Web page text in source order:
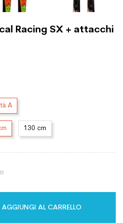
Racing SX + attacchi
A
130 cm
AGGIUNGI AL CARRELLO